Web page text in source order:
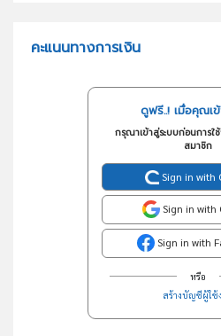
คะแนนทางการเงิน
ดูฟรี..! เมื่อคุณเข้
กรุณาเข้าสู่ระบบก่อนการใ
สมาชิก
Sign in with
Sign in with
Sign in with
หรือ
สร้างบัญชีผู้ใช้